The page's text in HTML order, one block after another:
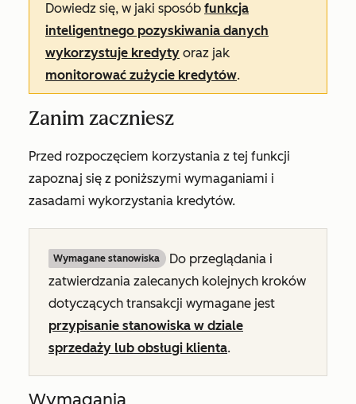
Dowiedz się, w jaki sposób funkcja
inteligentnego pozyskiwania danych
wykorzystuje kredyty oraz jak
monitorować zużycie kredytów.
Zanim zaczniesz
Przed rozpoczęciem korzystania z tej funkcji
zapoznaj się z poniższymi wymaganiami i
zasadami wykorzystania kredytów.
Wymagane stanowiska
Do przeglądania i
zatwierdzania zalecanych kolejnych kroków
dotyczących transakcji wymagane jest
przypisanie stanowiska w dziale
sprzedaży lub obsługi klienta.
Wymagania